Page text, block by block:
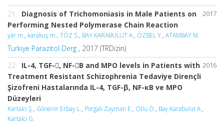
2017
21.
Diagnosis of Trichomoniasis in Male Patients on
Performing Nested Polymerase Chain Reaction
yar m., karakuş m., TÖZ S., BAY KARABULUT A., ÖZBEL Y., ATAMBAY M.
Turkiye Parazitol Derg , 2017 (TRDizin)
2016
22.
IL-4, TGF-, NF-B and MPO levels in Patients with
Treatment Resistant Schizophrenia Tedaviye Dirençli
Şizofreni Hastalarında IL-4, TGF-β, NF-κB ve MPO
Düzeyleri
Kartalcı Ş., Gönenir Erbay L., Porgalı Zayman E., Otlu Ö., Bay Karabulut A.,
Kartalcı G.